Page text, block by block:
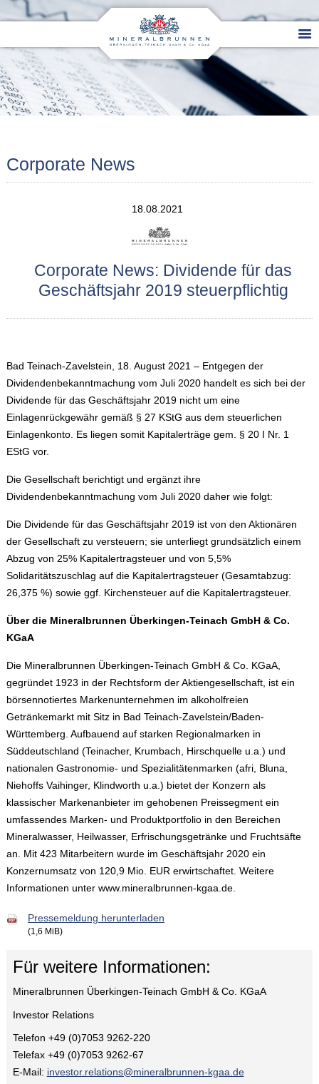
Corporate News
18.08.2021
Corporate News: Dividende für das
Geschäftsjahr 2019 steuerpflichtig
Bad Teinach-Zavelstein, 18. August 2021 – Entgegen der
Dividendenbekanntmachung vom Juli 2020 handelt es sich bei der
Dividende für das Geschäftsjahr 2019 nicht um eine
Einlagenrückgewähr gemäß § 27 KStG aus dem steuerlichen
Einlagenkonto. Es liegen somit Kapitalerträge gem. § 20 I Nr. 1
EStG vor.
Die Gesellschaft berichtigt und ergänzt ihre
Dividendenbekanntmachung vom Juli 2020 daher wie folgt:
Die Dividende für das Geschäftsjahr 2019 ist von den Aktionären
der Gesellschaft zu versteuern; sie unterliegt grundsätzlich einem
Abzug von 25% Kapitalertragsteuer und von 5,5%
Solidaritätszuschlag auf die Kapitalertragsteuer (Gesamtabzug:
26,375 %) sowie ggf. Kirchensteuer auf die Kapitalertragsteuer.
Über die Mineralbrunnen Überkingen-Teinach GmbH & Co.
KGaA
Die Mineralbrunnen Überkingen-Teinach GmbH & Co. KGaA,
gegründet 1923 in der Rechtsform der Aktiengesellschaft, ist ein
börsennotiertes Markenunternehmen im alkoholfreien
Getränkemarkt mit Sitz in Bad Teinach-Zavelstein/Baden-
Württemberg. Aufbauend auf starken Regionalmarken in
Süddeutschland (Teinacher, Krumbach, Hirschquelle u.a.) und
nationalen Gastronomie- und Spezialitätenmarken (afri, Bluna,
Niehoffs Vaihinger, Klindworth u.a.) bietet der Konzern als
klassischer Markenanbieter im gehobenen Preissegment ein
umfassendes Marken- und Produktportfolio in den Bereichen
Mineralwasser, Heilwasser, Erfrischungsgetränke und Fruchtsäfte
an. Mit 423 Mitarbeitern wurde im Geschäftsjahr 2020 ein
Konzernumsatz von 120,9 Mio. EUR erwirtschaftet. Weitere
Informationen unter www.mineralbrunnen-kgaa.de.
Pressemeldung herunterladen
(1,6 MiB)
Für weitere Informationen:
Mineralbrunnen Überkingen-Teinach GmbH & Co. KGaA
Investor Relations
Telefon +49 (0)7053 9262-220
Telefax +49 (0)7053 9262-67
E-Mail: investor.relations@mineralbrunnen-kgaa.de